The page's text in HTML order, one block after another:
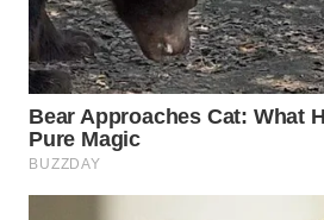
DESA
WISATA
LAPAK
WAHANA